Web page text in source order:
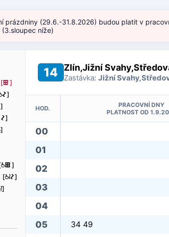
prázdniny (29.6.-31.8.2026) budou platit v
níže)
æ]
ó]
]
ó]
]
@æ]
[@<ó]
<]
14 Zlín,Jižní
Zastávka: Jižní
HOD.
PRACOVNÍ DNY
PLATNOST OD
00
01
02
03
04
05
34 49